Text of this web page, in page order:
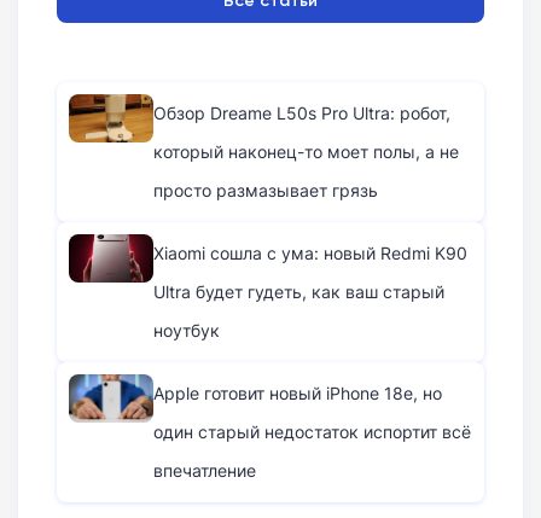
Обзор Dreame L50s Pro Ultra: робот,
который наконец-то моет полы, а не
просто размазывает грязь
Xiaomi сошла с ума: новый Redmi K90
Ultra будет гудеть, как ваш старый
ноутбук
Apple готовит новый iPhone 18e, но
один старый недостаток испортит всё
впечатление